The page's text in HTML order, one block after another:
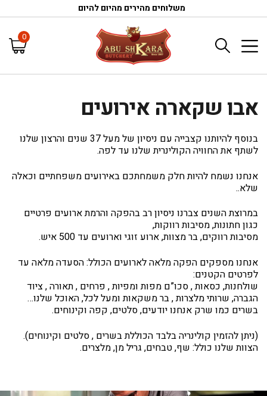
משלוחים מהירים מהיום להיום
0
אבו שקארה אירועים
בנוסף להיותנו קצבייה עם ניסיון של מעל 37 שנים והרצון שלנו
לשתף את החוויה הקולינרית שלנו עד לפה.
אנחנו נשמח להיות חלק משמחתכם באירועים משפחתיים וכאלה
שלא..
במרוצת השנים צברנו ניסיון רב בהפקה והרמת ארועים פרטיים
כגון חתונות, מסיבות רווקות,
מסיבות רווקים, בר מצוות, ארוע זוגי וארועים עד 500 איש.
אנחנו מספקים הפקה מלאה לארועים הכולל: הסעדה מלאה עד
לפרטים הקטנים:
שולחנות, כסאות , סכו”ם מפות ומפיות , פרחים , תאורה , ציוד
הגברה, שרותי מלצרות , בר משקאות ומעל לכל, האוכל שלנו…
בשרים כמו שרק אנחנו יודעים, סלטים, קפה וקינוחים.
(ניתן להזמין קולינריה בלבד הכוללת בשרים , סלטים וקינוחים).
הצוות שלנו כולל: שף, טבחים, גריל מן, מלצרים.